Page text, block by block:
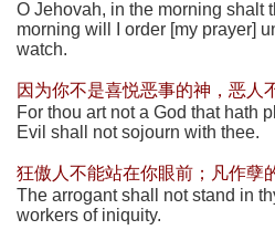
O Jehovah, in the morning shalt
morning will I order [my prayer]
watch.
因为你不是喜悦恶事的神，恶人
For thou art not a God that hath
Evil shall not sojourn with thee.
狂傲人不能站在你眼前；凡作孽
The arrogant shall not stand in
workers of iniquity.